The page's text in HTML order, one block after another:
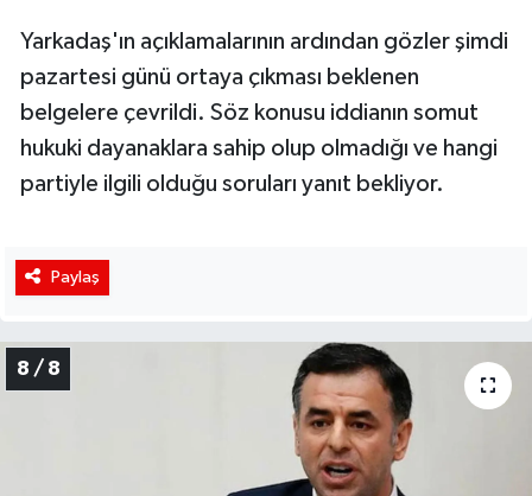
Yarkadaş'ın açıklamalarının ardından gözler şimdi
pazartesi günü ortaya çıkması beklenen
belgelere çevrildi. Söz konusu iddianın somut
hukuki dayanaklara sahip olup olmadığı ve hangi
partiyle ilgili olduğu soruları yanıt bekliyor.
Paylaş
8 / 8